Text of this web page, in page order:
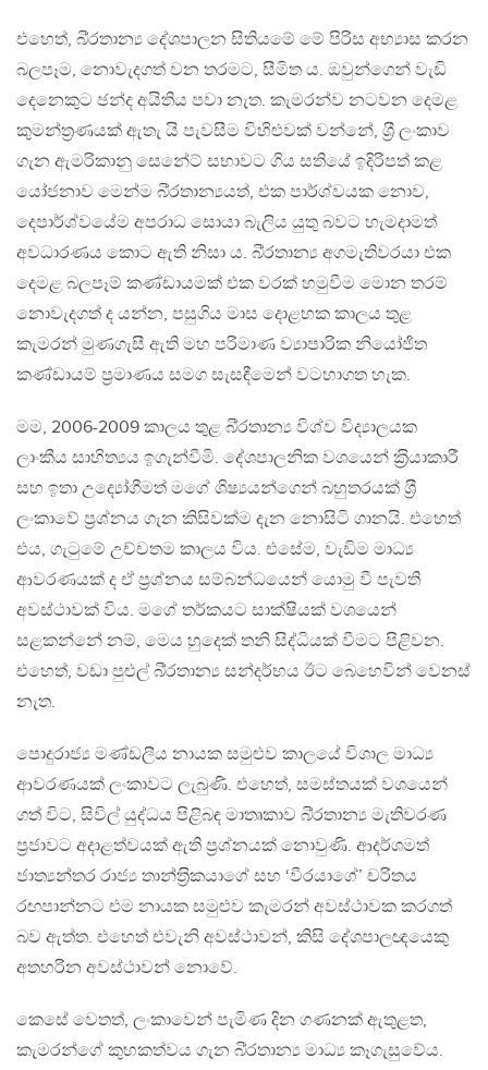
එහෙත්, බි‍්‍රතාන්‍ය දේශපාලන සිතියමේ මේ පිරිස අභ්‍යාස කරන
බලපෑම, නොවැදගත් වන තරමට, සීමිත ය. ඔවුන්ගෙන් වැඩි
දෙනෙකුට ඡන්ද අයිතිය පවා නැත. කැමරන්ව නටවන දෙමළ
කුමන්ත‍්‍රණයක් ඇතැ යි පැවසීම විහිළුවක් වන්නේ, ශ‍්‍රී ලංකාව
ගැන ඇමරිකානු සෙනේට් සභාවට ගිය සතියේ ඉදිරිපත් කළ
යෝජනාව මෙන්ම බි‍්‍රතාන්‍යයත්, එක පාර්ශ්වයක නොව,
දෙපාර්ශ්වයේම අපරාධ සොයා බැලිය යුතු බවට හැමදාමත්
අවධාරණය කොට ඇති නිසා ය. බි‍්‍රතාන්‍ය අගමැතිවරයා එක
දෙමළ බලපෑම් කණ්ඩායමක් එක වරක් හමුවීම මොන තරම්
නොවැදගත් ද යන්න, පසුගිය මාස දොළහක කාලය තුළ
කැමරන් මුණගැසී ඇති මහ පරිමාණ ව්‍යාපාරික නියෝජිත
කණ්ඩායම් ප‍්‍රමාණය සමග සැසඳීමෙන් වටහාගත හැක.
මම, 2006-2009 කාලය තුළ බි‍්‍රතාන්‍ය විශ්ව විද්‍යාලයක
ලාංකීය සාහිත්‍යය ඉගැන්වීමි. දේශපාලනික වශයෙන් ක‍්‍රියාකාරී
සහ ඉතා උද්‍යෝගීමත් මගේ ශිෂ්‍යයන්ගෙන් බහුතරයක් ශ‍්‍රී
ලංකාවේ ප‍්‍රශ්නය ගැන කිසිවක්ම දැන නොසිටි ගානයි. එහෙත්
එය, ගැටුමේ උච්චතම කාලය විය. එසේම, වැඩිම මාධ්‍ය
ආවරණයක් ද ඒ ප‍්‍රශ්නය සම්බන්ධයෙන් යොමු වී පැවති
අවස්ථාවක් විය. මගේ තර්කයට සාක්ෂියක් වශයෙන්
සළකන්නේ නම්, මෙය හුදෙක් තනි සිද්ධියක් වීමට පිළිවන.
එහෙත්, වඩා පුළුල් බි‍්‍රතාන්‍ය සන්දර්භය ඊට බෙහෙවින් වෙනස්
නැත.
පොදුරාජ්‍ය මණ්ඩලීය නායක සමුළුව කාලයේ විශාල මාධ්‍ය
ආවරණයක් ලංකාවට ලැබුණි. එහෙත්, සමස්තයක් වශයෙන්
ගත් විට, සිවිල් යුද්ධය පිළිබඳ මාතෘකාව බි‍්‍රතාන්‍ය මැතිවරණ
ප‍්‍රජාවට අදාළත්වයක් ඇති ප‍්‍රශ්නයක් නොවුණි. ආදර්ශමත්
ජාත්‍යන්තර රාජ්‍ය තාන්ත‍්‍රිකයාගේ සහ ‘වීරයාගේ’ චරිතය
රඟපාන්නට එම නායක සමුළුව කැමරන් අවස්ථාවක කරගත්
බව ඇත්ත. එහෙත් එවැනි අවස්ථාවන්, කිසි දේශපාලඥයෙකු
අතහරින අවස්ථාවන් නොවේ.
කෙසේ වෙතත්, ලංකාවෙන් පැමිණ දින ගණනක් ඇතුළත,
කැමරන්ගේ කුහකත්වය ගැන බි‍්‍රතාන්‍ය මාධ්‍ය කෑගැසුවේය.